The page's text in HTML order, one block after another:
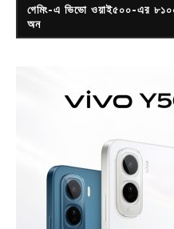
গেমিং-এ ভিভো ওয়াই৫০০-এর
অন